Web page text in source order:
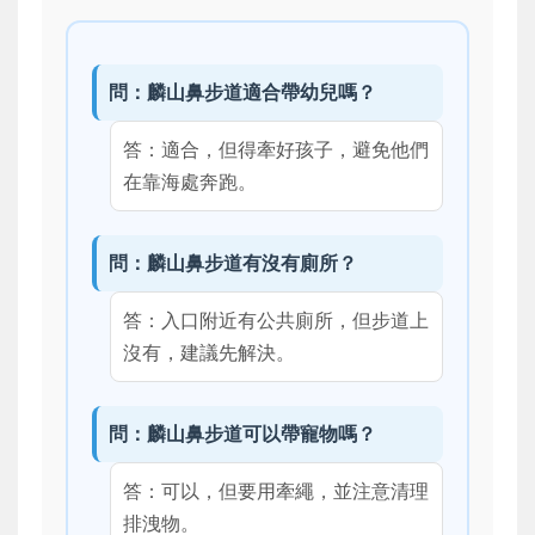
問：麟山鼻步道適合帶幼兒嗎？
答：適合，但得牽好孩子，避免他們
在靠海處奔跑。
問：麟山鼻步道有沒有廁所？
答：入口附近有公共廁所，但步道上
沒有，建議先解決。
問：麟山鼻步道可以帶寵物嗎？
答：可以，但要用牽繩，並注意清理
排洩物。